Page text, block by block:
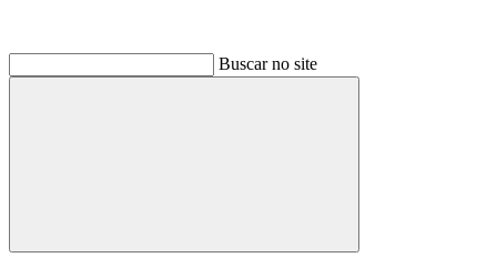
Buscar no site
Buscar